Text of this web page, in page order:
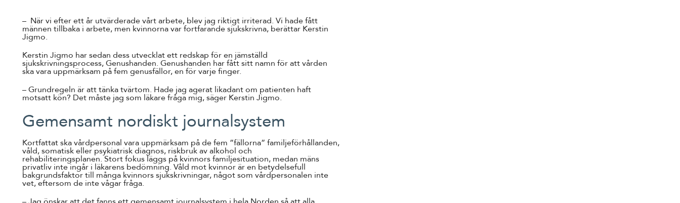
– När vi efter ett år utvärderade vårt arbete, blev jag riktigt irriterad. Vi hade fått
männen tillbaka i arbete, men kvinnorna var fortfarande sjukskrivna, berättar Kerstin
Jigmo.
Kerstin Jigmo har sedan dess utvecklat ett redskap för en jämställd
sjukskrivningsprocess, Genushanden. Genushanden har fått sitt namn för att vården
ska vara uppmärksam på fem genusfällor, en för varje finger.
– Grundregeln är att tänka tvärtom. Hade jag agerat likadant om patienten haft
motsatt kön? Det måste jag som läkare fråga mig, säger Kerstin Jigmo.
Gemensamt nordiskt journalsystem
Kortfattat ska vårdpersonal vara uppmärksam på de fem ”fällorna” familjeförhållanden,
våld, somatisk eller psykiatrisk diagnos, riskbruk av alkohol och
rehabiliteringsplanen. Stort fokus läggs på kvinnors familjesituation, medan mäns
privatliv inte ingår i läkarens bedömning. Våld mot kvinnor är en betydelsefull
bakgrundsfaktor till många kvinnors sjukskrivningar, något som vårdpersonalen inte
vet, eftersom de inte vågar fråga.